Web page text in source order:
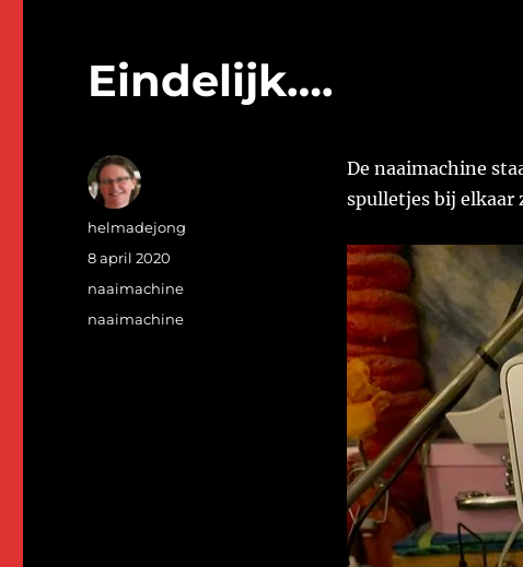
Eindelijk….
De naaimachine
spulletjes bij elkaar
Auteur
helmadejong
Geplaatst
8 april 2020
Categorieën
naaimachine
Tags
naaimachine